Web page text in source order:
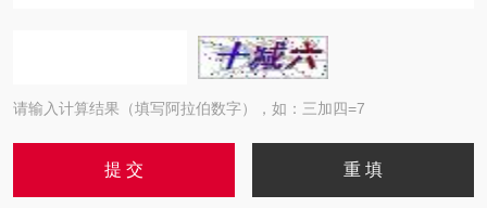
请输入计算结果（填写阿拉伯数字），如：三加四=7